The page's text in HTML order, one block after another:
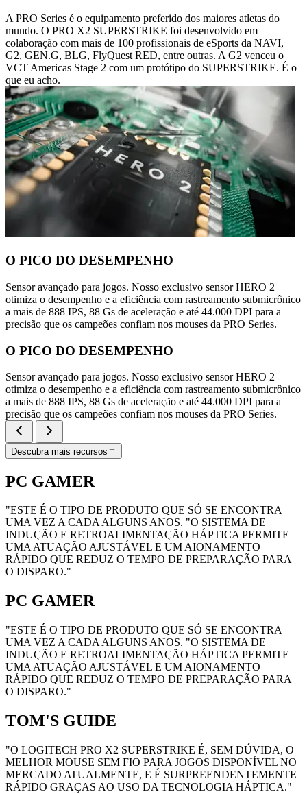
A PRO Series é o equipamento preferido dos maiores atletas do
mundo. O PRO X2 SUPERSTRIKE foi desenvolvido em
colaboração com mais de 100 profissionais de eSports da NAVI,
G2, GEN.G, BLG, FlyQuest RED, entre outras. A G2 venceu o
VCT Americas Stage 2 com um protótipo do SUPERSTRIKE. É o
que eu acho.
O PICO DO DESEMPENHO
Sensor avançado para jogos. Nosso exclusivo sensor HERO 2
otimiza o desempenho e a eficiência com rastreamento submicrônico
a mais de 888 IPS, 88 Gs de aceleração e até 44.000 DPI para a
precisão que os campeões confiam nos mouses da PRO Series.
O PICO DO DESEMPENHO
Sensor avançado para jogos. Nosso exclusivo sensor HERO 2
otimiza o desempenho e a eficiência com rastreamento submicrônico
a mais de 888 IPS, 88 Gs de aceleração e até 44.000 DPI para a
precisão que os campeões confiam nos mouses da PRO Series.
Descubra mais recursos
PC GAMER
"ESTE É O TIPO DE PRODUTO QUE SÓ SE ENCONTRA
UMA VEZ A CADA ALGUNS ANOS. "O SISTEMA DE
INDUÇÃO E RETROALIMENTAÇÃO HÁPTICA PERMITE
UMA ATUAÇÃO AJUSTÁVEL E UM AIONAMENTO
RÁPIDO QUE REDUZ O TEMPO DE PREPARAÇÃO PARA
O DISPARO."
PC GAMER
"ESTE É O TIPO DE PRODUTO QUE SÓ SE ENCONTRA
UMA VEZ A CADA ALGUNS ANOS. "O SISTEMA DE
INDUÇÃO E RETROALIMENTAÇÃO HÁPTICA PERMITE
UMA ATUAÇÃO AJUSTÁVEL E UM AIONAMENTO
RÁPIDO QUE REDUZ O TEMPO DE PREPARAÇÃO PARA
O DISPARO."
TOM'S GUIDE
"O LOGITECH PRO X2 SUPERSTRIKE É, SEM DÚVIDA, O
MELHOR MOUSE SEM FIO PARA JOGOS DISPONÍVEL NO
MERCADO ATUALMENTE, E É SURPREENDENTEMENTE
RÁPIDO GRAÇAS AO USO DA TECNOLOGIA HÁPTICA."